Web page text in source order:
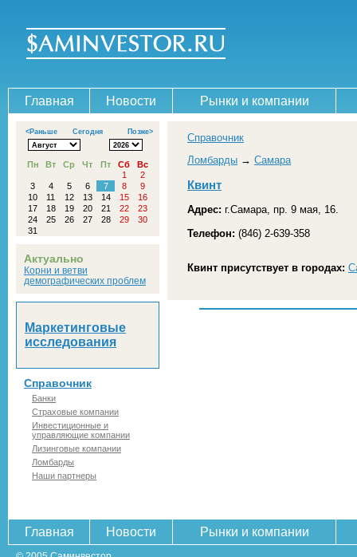
Главная Новости Рынки и компании
<Раньше Сегодня Позже>
Пн Вт Ср Чт Пт Сб
Вс
1
2
3
4 5 6 7 8
9
10
11 12 13 14 15
16
17
18 19 20 21 22
23
24
25 26 27 28 29
30
31
Актуально
Корни и ветви
демографических проблем
Маркетинговые
исследования
Справочник
Банки
Страховые компании
Инвестиционные и
управляющие компании
Лизинговые компании
Ломбарды
Наши партнеры
Справочник
Ломбарды → Самара
Квинт
Адрес: г.Самара, пр. 9 мая, 16.
Телефон: (846) 2-639-358
Квинт присутствует в городах:
Главная Новости Рынки и компании